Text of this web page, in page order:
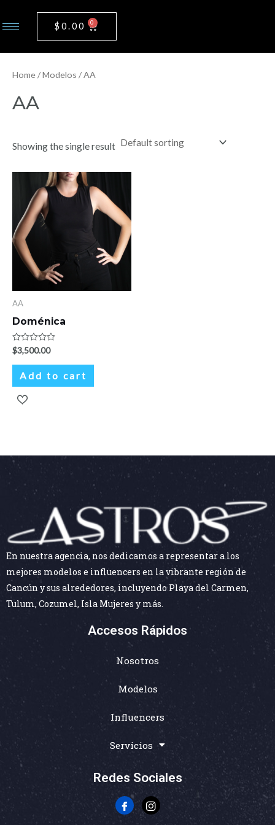
al
contenido
$ 0.00 0
Home/Modelos / AA
AA
Showing the single result
AA
Doménica
Rated
0
out
$3,500.00
Add to cart
En nuestra agencia, nos dedicamos a representar a los
mejores modelos e influencers en la vibrante región de
Cancún y sus alrededores, incluyendo Playa del Carmen,
Tulum, Cozumel, Isla Mujeres y más.
Accesos Rápidos
Nosotros
Modelos
Influencers
Servicios
Redes Sociales